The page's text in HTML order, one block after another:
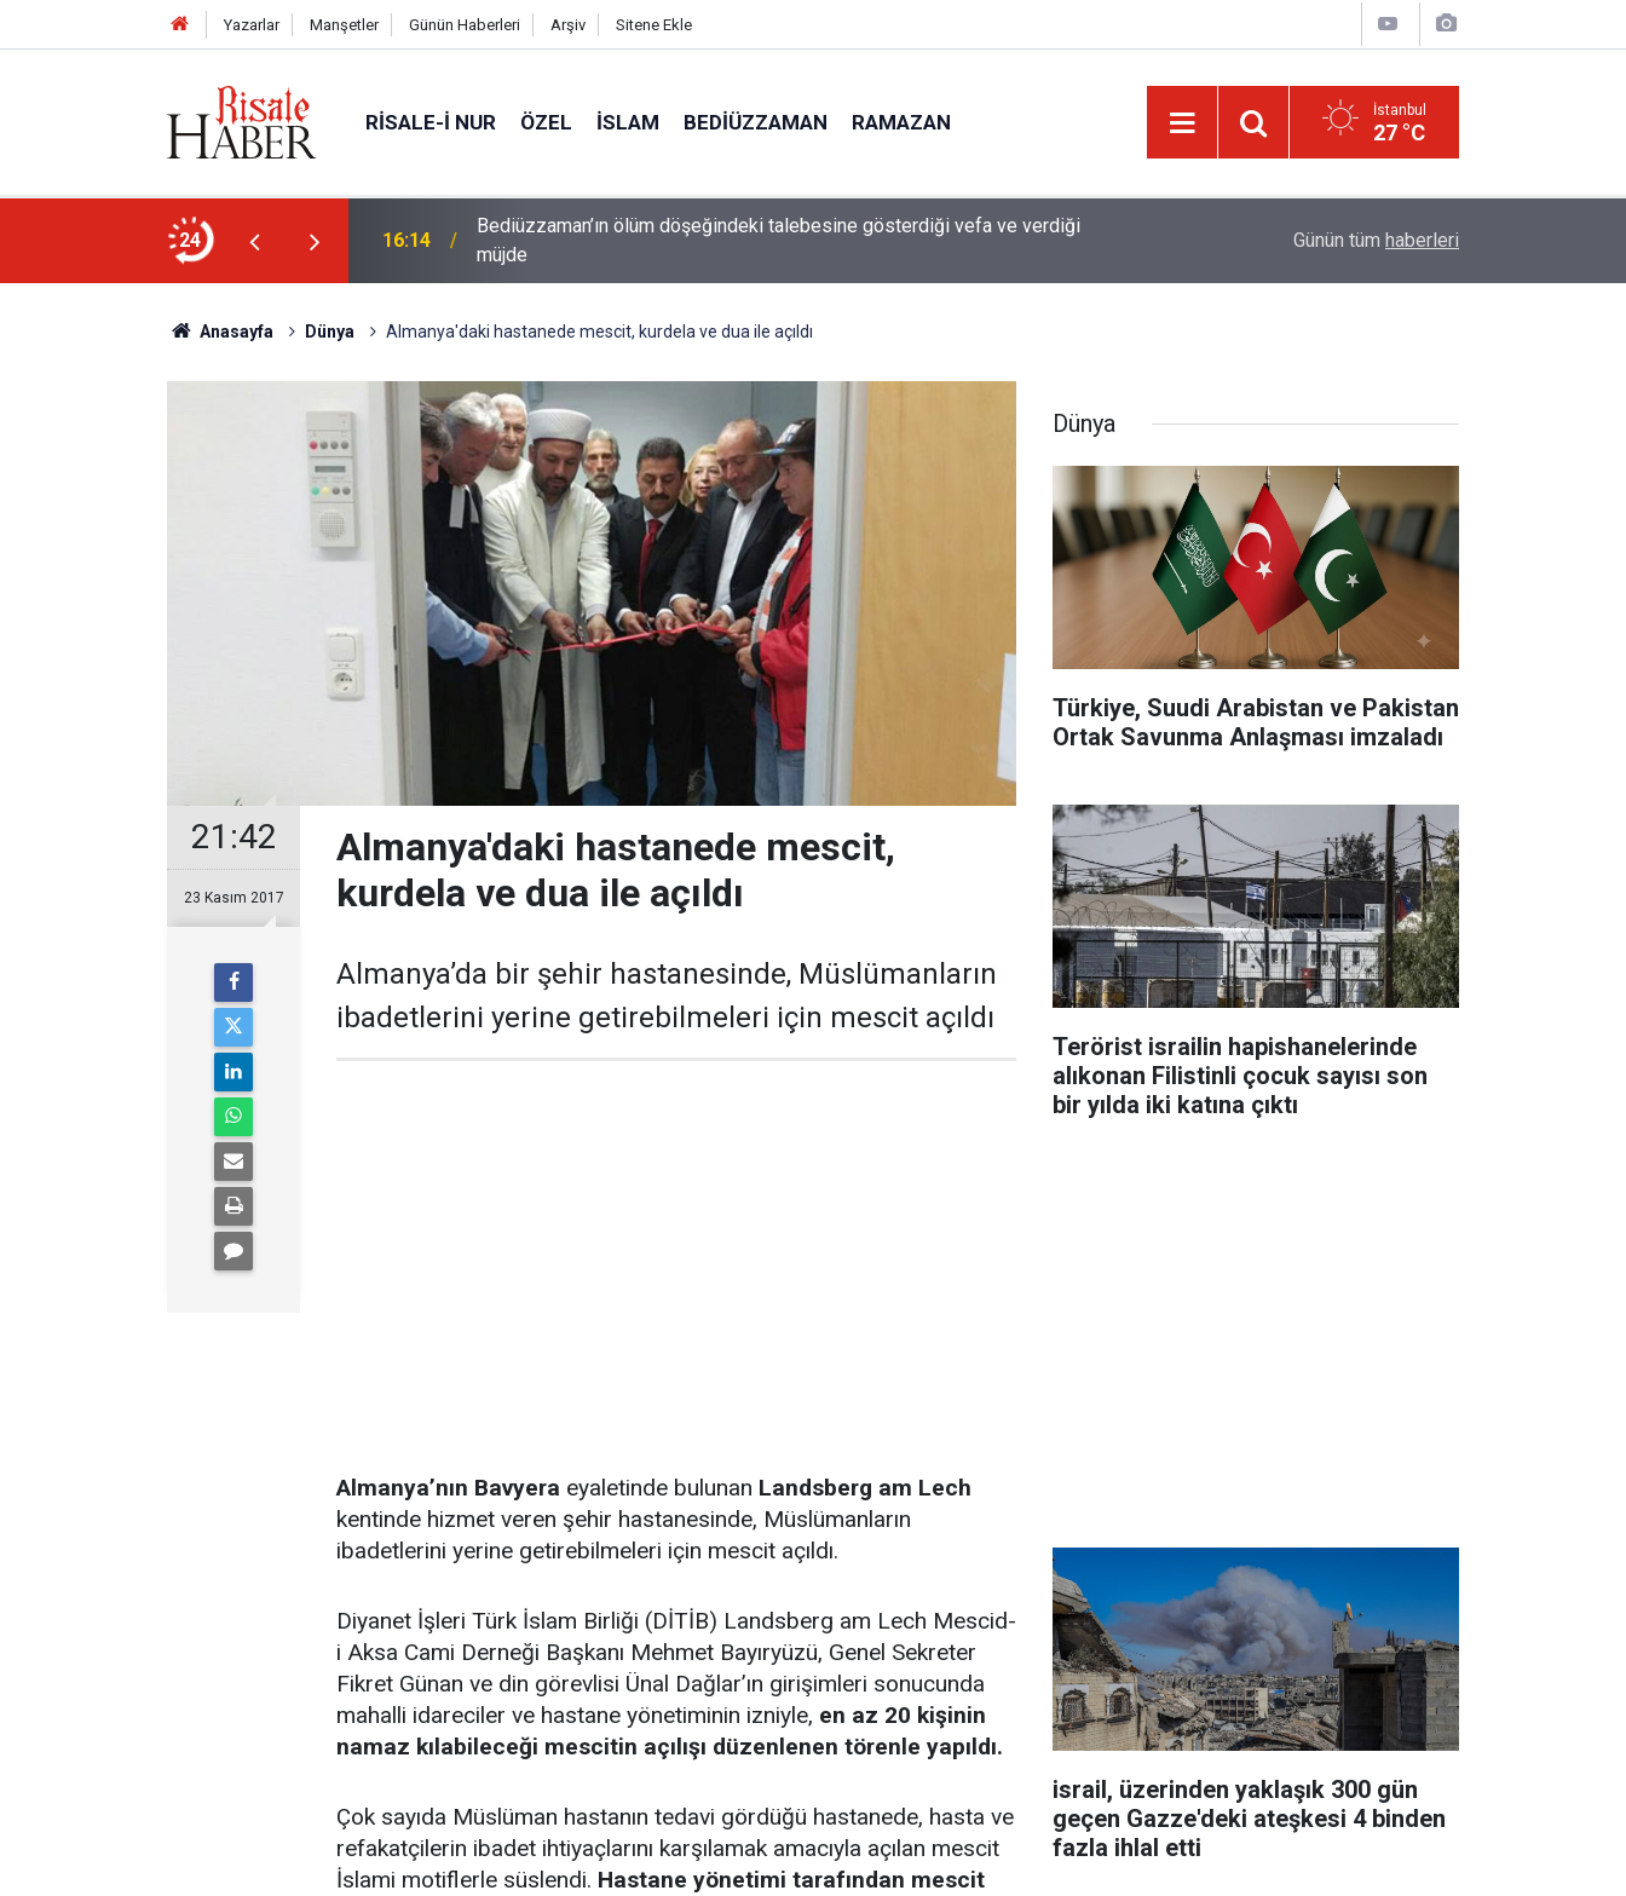
Yazarlar Manşetler Günün Haberleri Arşiv Sitene Ekle
RISALE-I NUR ÖZEL İSLAM BEDIÜZZAMAN RAMAZAN İstanbul
27 °C
24
Ortak Savunma Anlaşması imzaladı 16:14
Bediüzzaman’ın ölüm döşeğindeki talebesine gösterdiği vefa ve verdiği
müjde
Meta'ya çocuk güvenliği davasında rekor
Günün tüm haberleri
Anasayfa Dünya Almanya'daki hastanede mescit, kurdela ve dua ile açıldı
21:42
23 Kasım 2017
Almanya'daki hastanede mescit,
kurdela ve dua ile açıldı
Almanya’da bir şehir hastanesinde, Müslümanların
ibadetlerini yerine getirebilmeleri için mescit açıldı
Almanya’nın Bavyera eyaletinde bulunan Landsberg am Lech
kentinde hizmet veren şehir hastanesinde, Müslümanların
ibadetlerini yerine getirebilmeleri için mescit açıldı.
Diyanet İşleri Türk İslam Birliği (DİTİB) Landsberg am Lech Mescid-
i Aksa Cami Derneği Başkanı Mehmet Bayıryüzü, Genel Sekreter
Fikret Günan ve din görevlisi Ünal Dağlar’ın girişimleri sonucunda
mahalli idareciler ve hastane yönetiminin izniyle, en az 20 kişinin
namaz kılabileceği mescitin açılışı düzenlenen törenle yapıldı.
Çok sayıda Müslüman hastanın tedavi gördüğü hastanede, hasta ve
refakatçilerin ibadet ihtiyaçlarını karşılamak amacıyla açılan mescit
İslami motiflerle süslendi. Hastane yönetimi tarafından mescit
Dünya
Türkiye, Suudi Arabistan ve Pakistan
Ortak Savunma Anlaşması imzaladı
Terörist israilin hapishanelerinde
alıkonan Filistinli çocuk sayısı son
bir yılda iki katına çıktı
israil, üzerinden yaklaşık 300 gün
geçen Gazze'deki ateşkesi 4 binden
fazla ihlal etti